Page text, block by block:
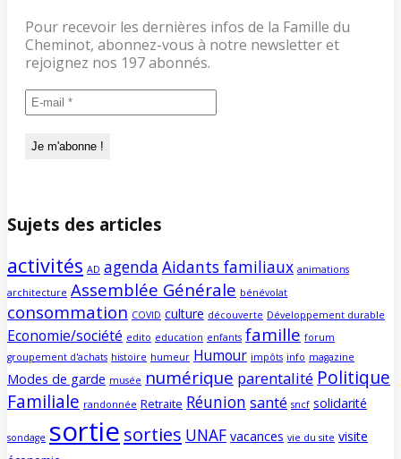
Pour recevoir les dernières infos de la Famille du
Cheminot, abonnez-vous à notre newsletter et
rejoignez nos 197 abonnés.
Sujets des articles
activités AD agenda Aidants familiaux animations
architecture Assemblée Générale bénévolat
consommation COVID culture découverte Développement durable
Economie/société edito education enfants famille forum
groupement d'achats histoire humeur Humour impôts info magazine
Modes de garde musée numérique parentalité Politique
Familiale randonnée Retraite Réunion santé sncf solidarité
sondage sortie sorties UNAF vacances vie du site visite